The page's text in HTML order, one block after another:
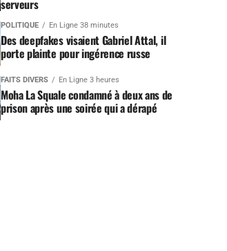
serveurs
POLITIQUE En Ligne 38 minutes
Des deepfakes visaient Gabriel Attal, il
porte plainte pour ingérence russe
FAITS DIVERS En Ligne 3 heures
Moha La Squale condamné à deux ans de
prison après une soirée qui a dérapé